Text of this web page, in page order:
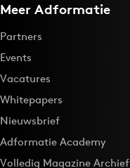
Meer Adformatie
Partners
Events
Vacatures
Whitepapers
Nieuwsbrief
Adformatie Academy
Volledig Magazine Archief